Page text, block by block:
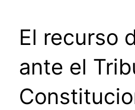
El recurso
ante el